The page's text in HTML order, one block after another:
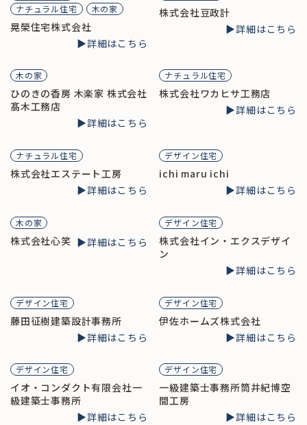
ナチュラル住宅 木の家
晃榮住宅株式会社
▶︎詳細はこちら
株式会社豆政計
▶︎詳細はこちら
木の家
ひのきの香房 木楽家 株式会社
髙木工務店
▶︎詳細はこちら
ナチュラル住宅
株式会社ワカヒサ工務店
▶︎詳細はこちら
ナチュラル住宅
株式会社エステート工房
▶︎詳細はこちら
デザイン住宅
ichi maru ichi
▶︎詳細はこちら
木の家
株式会社心笑 ▶︎詳細はこちら
デザイン住宅
株式会社イン・エクスデザイ
ン
▶︎詳細はこちら
デザイン住宅
藤田征樹建築設計事務所
▶︎詳細はこちら
デザイン住宅
伊佐ホームズ株式会社
▶︎詳細はこちら
デザイン住宅
イオ・コンダクト有限会社一
級建築士事務所
▶︎詳細はこちら
デザイン住宅
一級建築士事務所筒井紀博空
間工房
▶︎詳細はこちら